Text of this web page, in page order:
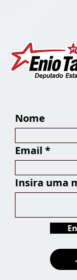
Nome
Email
Insira uma